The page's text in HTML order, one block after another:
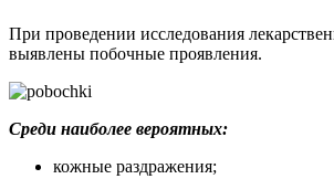
При проведении исследования
выявлены побочные проявления.
Среди наиболее вероятных:
кожные раздражения;